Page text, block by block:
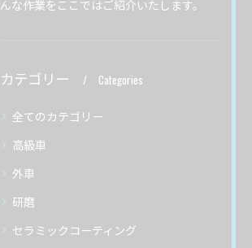
んな作業をここではご紹介いたします。
カテゴリー Categories
全てのカテゴリー
高級車
外車
研磨
セラミックコーティング